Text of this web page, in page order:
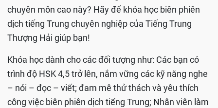
chuyên môn cao này? Hãy để khóa học biên phiên
dịch tiếng Trung chuyên nghiệp của Tiếng Trung
Thượng Hải giúp bạn!
Khóa học dành cho các đối tượng như: Các bạn có
trình độ HSK 4,5 trở lên, nắm vững các kỹ năng nghe
– nói – đọc – viết; đam mê thử thách và yêu thích
công việc biên phiên dịch tiếng Trung; Nhân viên làm